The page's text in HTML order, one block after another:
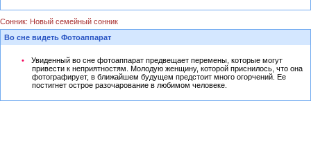
Сонник: Новый семейный сонник
Во сне видеть Фотоаппарат
Увиденный во сне фотоаппарат предвещает перемены, которые могут
привести к неприятностям. Молодую женщину, которой приснилось, что она
фотографирует, в ближайшем будущем предстоит много огорчений. Ее
постигнет острое разочарование в любимом человеке.